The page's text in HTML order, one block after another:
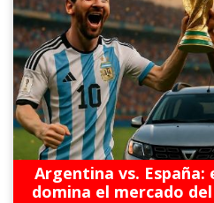
Argentina vs.
domina el mercado